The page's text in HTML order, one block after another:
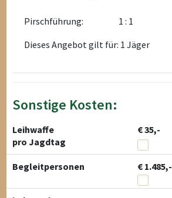
Pirschführung:
1 : 1
Dieses Angebot gilt für: 1 Jäger
Sonstige Kosten:
Leihwaffe
€ 35,-
pro Jagdtag
Begleitpersonen € 1.485,-